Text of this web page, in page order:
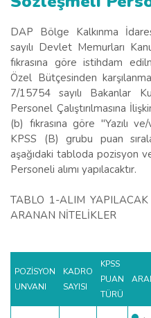
DAP Bölge Kalkınma
sayılı Devlet Memurları
fıkrasına göre istihdam
Özel Bütçesinden
7/15754 sayılı Bakanlar
Personel Çalıştırılmasına
(b) fıkrasına göre "Yazılı
KPSS (B) grubu puan
aşağıdaki tabloda pozisyon
Personeli alımı yapılacaktır.
TABLO 1-ALIM YAPILACAK
ARANAN NİTELİKLER
POZİSYON
UNVANI
KADRO
SAYISI
KPSS
PUAN
TÜRÜ